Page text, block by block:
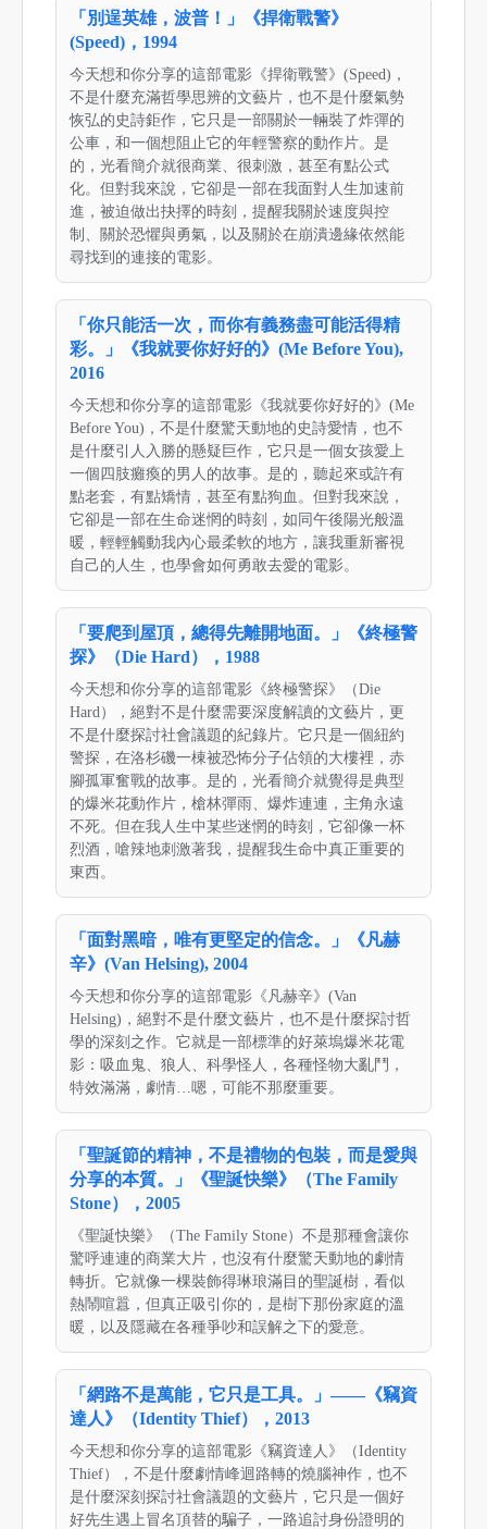
「別逞英雄，波普！」《捍衛戰警》
(Speed)，1994
今天想和你分享的這部電影《捍衛戰警》(Speed)，
不是什麼充滿哲學思辨的文藝片，也不是什麼氣勢
恢弘的史詩鉅作，它只是一部關於一輛裝了炸彈的
公車，和一個想阻止它的年輕警察的動作片。是
的，光看簡介就很商業、很刺激，甚至有點公式
化。但對我來說，它卻是一部在我面對人生加速前
進，被迫做出抉擇的時刻，提醒我關於速度與控
制、關於恐懼與勇氣，以及關於在崩潰邊緣依然能
尋找到的連接的電影。
「你只能活一次，而你有義務盡可能活得精
彩。」《我就要你好好的》(Me Before You),
2016
今天想和你分享的這部電影《我就要你好好的》(Me
Before You)，不是什麼驚天動地的史詩愛情，也不
是什麼引人入勝的懸疑巨作，它只是一個女孩愛上
一個四肢癱瘓的男人的故事。是的，聽起來或許有
點老套，有點矯情，甚至有點狗血。但對我來說，
它卻是一部在生命迷惘的時刻，如同午後陽光般溫
暖，輕輕觸動我內心最柔軟的地方，讓我重新審視
自己的人生，也學會如何勇敢去愛的電影。
「要爬到屋頂，總得先離開地面。」《終極警
探》（Die Hard），1988
今天想和你分享的這部電影《終極警探》（Die
Hard），絕對不是什麼需要深度解讀的文藝片，更
不是什麼探討社會議題的紀錄片。它只是一個紐約
警探，在洛杉磯一棟被恐怖分子佔領的大樓裡，赤
腳孤軍奮戰的故事。是的，光看簡介就覺得是典型
的爆米花動作片，槍林彈雨、爆炸連連，主角永遠
不死。但在我人生中某些迷惘的時刻，它卻像一杯
烈酒，嗆辣地刺激著我，提醒我生命中真正重要的
東西。
「面對黑暗，唯有更堅定的信念。」《凡赫
辛》(Van Helsing), 2004
今天想和你分享的這部電影《凡赫辛》(Van
Helsing)，絕對不是什麼文藝片，也不是什麼探討哲
學的深刻之作。它就是一部標準的好萊塢爆米花電
影：吸血鬼、狼人、科學怪人，各種怪物大亂鬥，
特效滿滿，劇情…嗯，可能不那麼重要。
「聖誕節的精神，不是禮物的包裝，而是愛與
分享的本質。」《聖誕快樂》（The Family
Stone），2005
《聖誕快樂》（The Family Stone）不是那種會讓你
驚呼連連的商業大片，也沒有什麼驚天動地的劇情
轉折。它就像一棵裝飾得琳琅滿目的聖誕樹，看似
熱鬧喧囂，但真正吸引你的，是樹下那份家庭的溫
暖，以及隱藏在各種爭吵和誤解之下的愛意。
「網路不是萬能，它只是工具。」——《竊資
達人》（Identity Thief），2013
今天想和你分享的這部電影《竊資達人》（Identity
Thief），不是什麼劇情峰迴路轉的燒腦神作，也不
是什麼深刻探討社會議題的文藝片，它只是一個好
好先生遇上冒名頂替的騙子，一路追討身份證明的